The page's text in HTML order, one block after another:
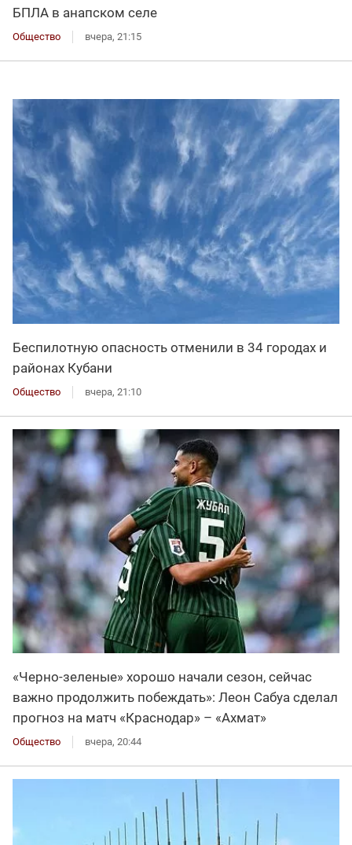
БПЛА в анапском селе
Общество вчера, 21:15
Беспилотную опасность отменили в 34 городах и
районах Кубани
Общество вчера, 21:10
«Черно-зеленые» хорошо начали сезон, сейчас
важно продолжить побеждать»: Леон Сабуа сделал
прогноз на матч «Краснодар» – «Ахмат»
Общество вчера, 20:44